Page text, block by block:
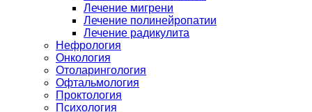
Лечение мигрени
Лечение полинейропатии
Лечение радикулита
Нефрология
Онкология
Отоларингология
Офтальмология
Проктология
Психология